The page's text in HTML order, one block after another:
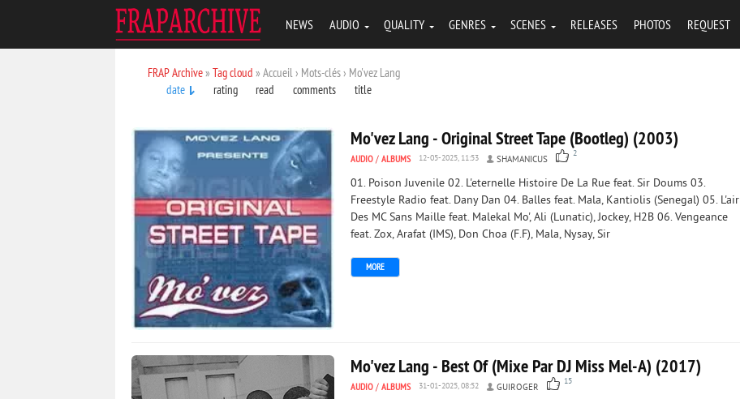
NEWS AUDIO QUALITY GENRES SCENES RELEASES PHOTOS REQUEST
FRAP Archive» Tag cloud » Accueil › Mots-clés › Mo'vez Lang
date
rating read comments title
Mo'vez Lang - Original Street Tape (Bootleg) (2003)
AUDIO / ALBUMS 12-05-2025, 11:53 SHAMANICUS
2
01. Poison Juvenile 02. L'eternelle Histoire De La Rue feat. Sir Doums 03.
Freestyle Radio feat. Dany Dan 04. Balles feat. Mala, Kantiolis (Senegal) 05. L'air
Des MC Sans Maille feat. Malekal Mo', Ali (Lunatic), Jockey, H2B 06. Vengeance
feat. Zox, Arafat (IMS), Don Choa (F.F), Mala, Nysay, Sir
MORE
Mo'vez Lang - Best Of (Mixe Par DJ Miss Mel-A) (2017)
AUDIO / ALBUMS 31-01-2025, 08:52 GUIROGER
15